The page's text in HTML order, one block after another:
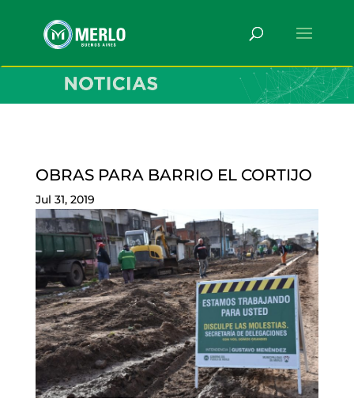
OBRAS PARA BARRIO EL CORTIJO
Jul 31, 2019